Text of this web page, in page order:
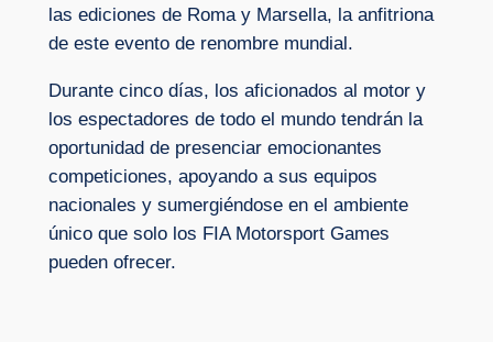
las ediciones de Roma y Marsella, la anfitriona
de este evento de renombre mundial.
Durante cinco días, los aficionados al motor y
los espectadores de todo el mundo tendrán la
oportunidad de presenciar emocionantes
competiciones, apoyando a sus equipos
nacionales y sumergiéndose en el ambiente
único que solo los FIA Motorsport Games
pueden ofrecer.